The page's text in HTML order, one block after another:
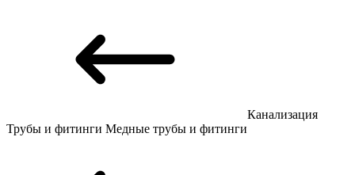
Канализация
Трубы и фитинги Медные трубы и фитинги